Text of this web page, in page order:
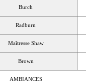
Burch
Radburn
Maîtresse Shaw
Brown
AMBIANCES